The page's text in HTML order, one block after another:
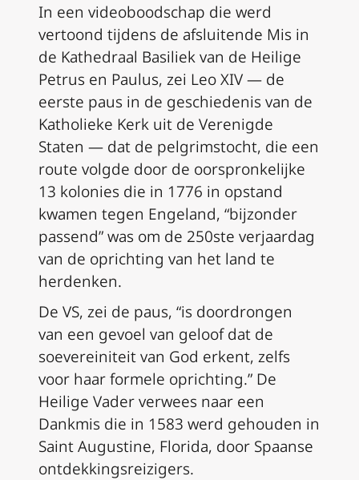
In een videoboodschap die werd
vertoond tijdens de afsluitende Mis in
de Kathedraal Basiliek van de Heilige
Petrus en Paulus, zei Leo XIV — de
eerste paus in de geschiedenis van de
Katholieke Kerk uit de Verenigde
Staten — dat de pelgrimstocht, die een
route volgde door de oorspronkelijke
13 kolonies die in 1776 in opstand
kwamen tegen Engeland, “bijzonder
passend” was om de 250ste verjaardag
van de oprichting van het land te
herdenken.
De VS, zei de paus, “is doordrongen
van een gevoel van geloof dat de
soevereiniteit van God erkent, zelfs
voor haar formele oprichting.” De
Heilige Vader verwees naar een
Dankmis die in 1583 werd gehouden in
Saint Augustine, Florida, door Spaanse
ontdekkingsreizigers.